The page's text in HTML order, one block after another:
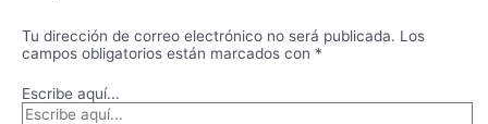
Tu dirección de correo electrónico no será publicada. Los
campos obligatorios están marcados con *
Escribe aquí...